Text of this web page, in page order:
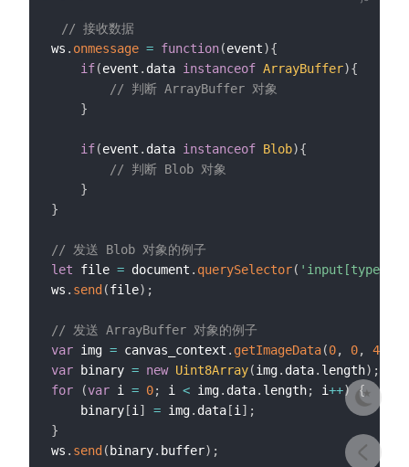
// 接收数据
ws . onmessage = function(event){
if(event . data instanceof ArrayBuffer){
// 判断 ArrayBuffer 对象
}
if(event . data instanceof Blob){
// 判断 Blob 对象
}
}
// 发送 Blob 对象的例子
let file = document . querySelector(
ws . send (file) ;
// 发送 ArrayBuffer 对象的例子
var img = canvas_context . getImageData(0, 0, 400
var binary = new Uint8Array(img. data. length) ;
for
(var i = 0; i < img. data. length; i++) {
    binary
[i ] = img. data [i ] ;
}
ws . send ( binary. buffer) ;